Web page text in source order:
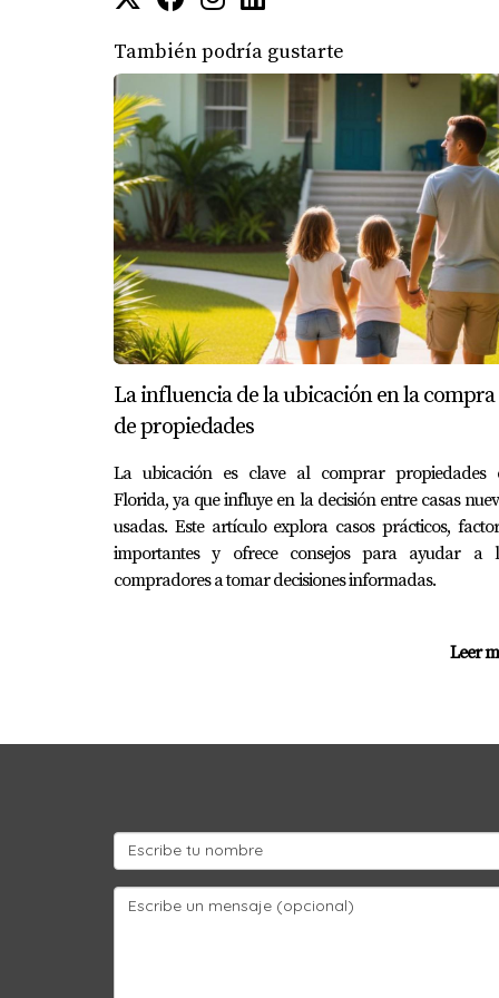
Y para eso estoy aquí.
También podría gustarte
La influencia de la ubicación en la compra
de propiedades
La ubicación es clave al comprar propiedades
Florida, ya que influye en la decisión entre casas
usadas. Este artículo explora casos prácticos,
importantes y ofrece consejos para ayudar a
compradores a tomar decisiones informadas.
Leer